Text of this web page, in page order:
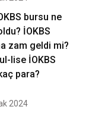
bursu ne
İOKBS
zam geldi mi?
lise İOKBS
para?
2024